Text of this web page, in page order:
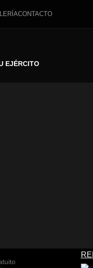
CONTACTO
EJÉRCITO